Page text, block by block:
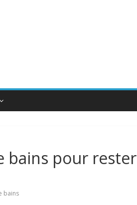
bains pour rester
bains